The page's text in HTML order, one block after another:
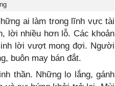
ai làm trong lĩnh vực tài
lời nhiều hơn lỗ. Các khoản
lời vượt mong đợi. Người
buôn may bán đắt.
thần. Những lo lắng, gánh